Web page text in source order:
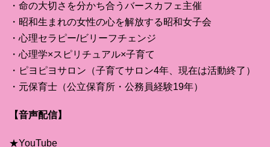
・命の大切さを分かち合うバースカフェ主催
・昭和生まれの女性の心を解放する昭和女子会
・心理セラピー/ビリーフチェンジ
・心理学×スピリチュアル×子育て
・ピヨピヨサロン（子育てサロン4年、現在は活動終了）
・元保育士（公立保育所・公務員経験19年）
【音声配信】
★YouTube